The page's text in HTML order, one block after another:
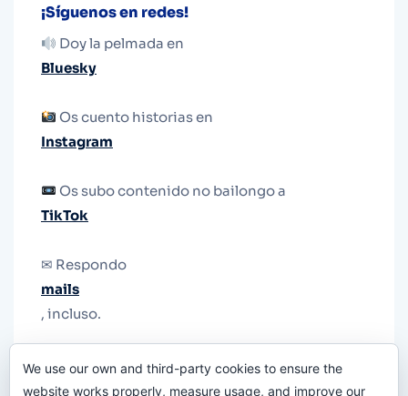
¡Síguenos en redes!
Doy la pelmada en
Bluesky
Os cuento historias en
Instagram
Os subo contenido no bailongo a
TikTok
✉ Respondo
mails
, incluso.
le quiten el teléfono.
We use our own and third-party cookies to ensure the
website works properly, measure usage, and improve our